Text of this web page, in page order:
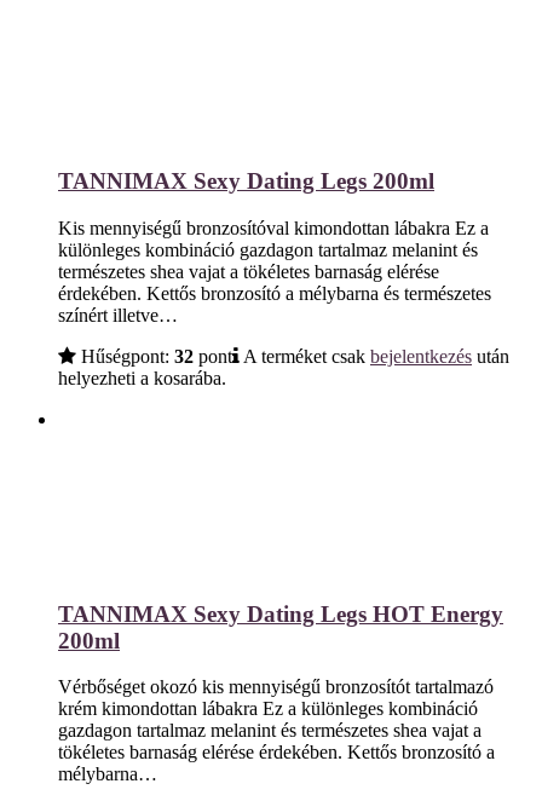
TANNIMAX Sexy Dating Legs 200ml
Kis mennyiségű bronzosítóval kimondottan lábakra Ez a
különleges kombináció gazdagon tartalmaz melanint és
természetes shea vajat a tökéletes barnaság elérése
érdekében. Kettős bronzosító a mélybarna és természetes
színért illetve…
Hűségpont: 32 pont A terméket csak bejelentkezés után
helyezheti a kosarába.
TANNIMAX Sexy Dating Legs HOT Energy
200ml
Vérbőséget okozó kis mennyiségű bronzosítót tartalmazó
krém kimondottan lábakra Ez a különleges kombináció
gazdagon tartalmaz melanint és természetes shea vajat a
tökéletes barnaság elérése érdekében. Kettős bronzosító a
mélybarna…